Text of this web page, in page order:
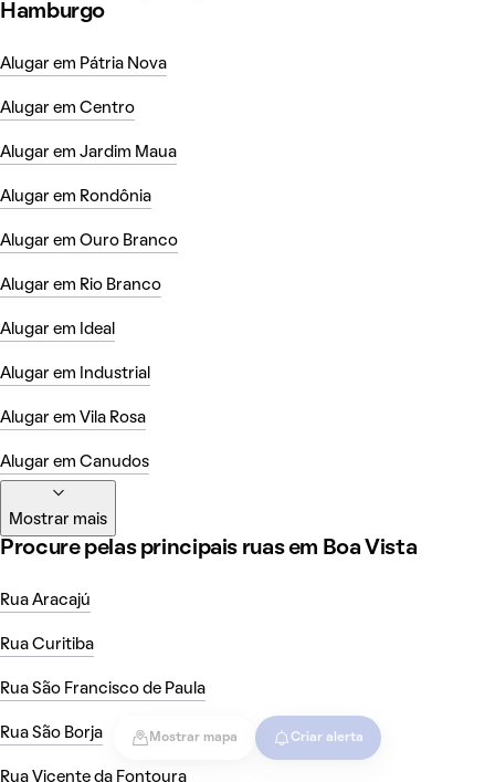
Mostrar mapa Criar alerta
Hamburgo
Alugar em Pátria Nova
Alugar em Centro
Alugar em Jardim Maua
Alugar em Rondônia
Alugar em Ouro Branco
Alugar em Rio Branco
Alugar em Ideal
Alugar em Industrial
Alugar em Vila Rosa
Alugar em Canudos
Mostrar mais
Procure pelas principais ruas em Boa Vista
Rua Aracajú
Rua Curitiba
Rua São Francisco de Paula
Rua São Borja
Rua Vicente da Fontoura